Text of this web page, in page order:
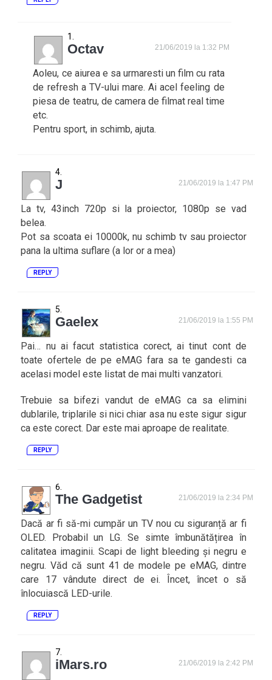
Octav 21/06/2019 la 1:32 PM
Aoleu, ce aiurea e sa urmaresti un film cu rata
de refresh a TV-ului mare. Ai acel feeling de
piesa de teatru, de camera de filmat real time
etc.
Pentru sport, in schimb, ajuta.
J 21/06/2019 la 1:47 PM
La tv, 43inch 720p si la proiector, 1080p se vad
belea.
Pot sa scoata ei 10000k, nu schimb tv sau proiector
pana la ultima suflare (a lor or a mea)
REPLY
Gaelex 21/06/2019 la 1:55 PM
Pai… nu ai facut statistica corect, ai tinut cont de
toate ofertele de pe eMAG fara sa te gandesti ca
acelasi model este listat de mai multi vanzatori.
Trebuie sa bifezi vandut de eMAG ca sa elimini
dublarile, triplarile si nici chiar asa nu este sigur sigur
ca este corect. Dar este mai aproape de realitate.
REPLY
The Gadgetist 21/06/2019 la 2:34 PM
Dacă ar fi să-mi cumpăr un TV nou cu siguranță ar fi
OLED. Probabil un LG. Se simte îmbunătățirea în
calitatea imaginii. Scapi de light bleeding și negru e
negru. Văd că sunt 41 de modele pe eMAG, dintre
care 17 vândute direct de ei. Încet, încet o să
înlocuiască LED-urile.
REPLY
iMars.ro 21/06/2019 la 2:42 PM